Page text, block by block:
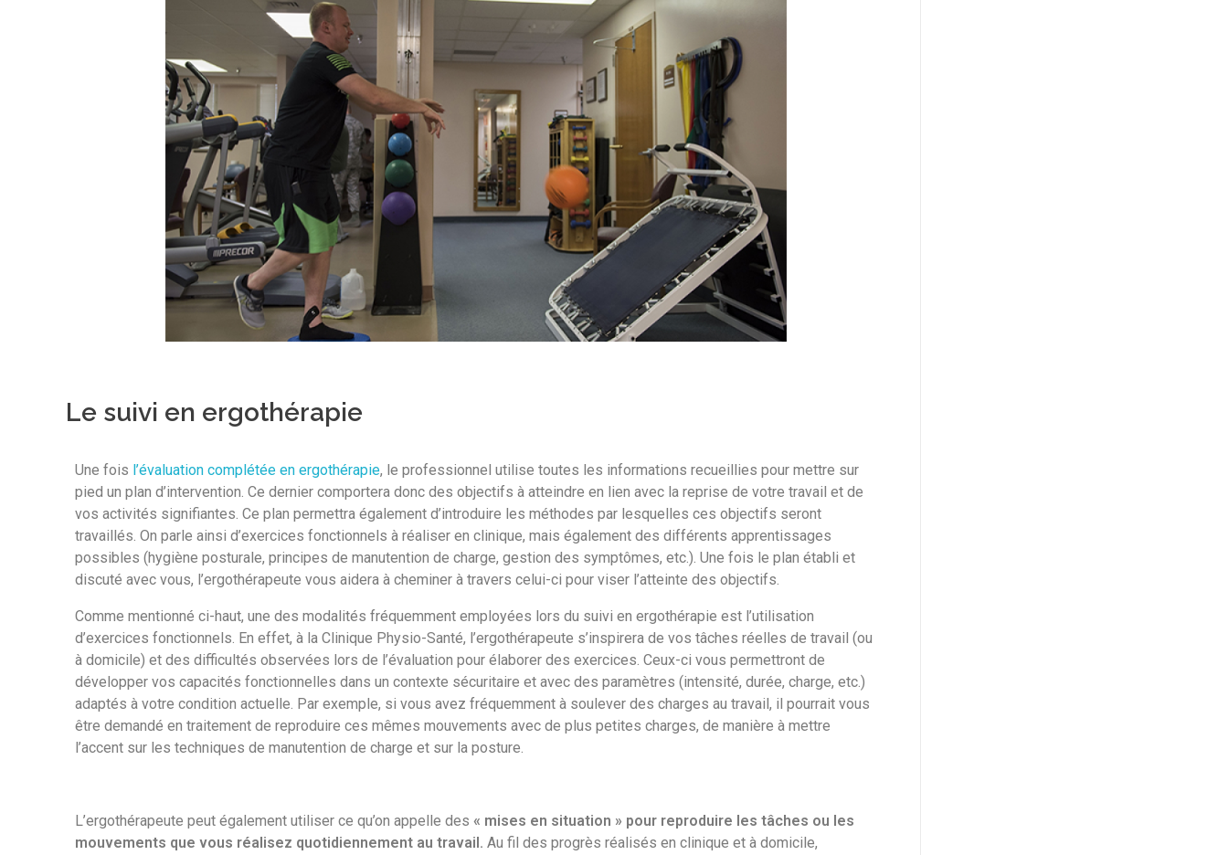
Le suivi en ergothérapie
Une fois l’évaluation complétée en ergothérapie, le professionnel utilise toutes les informations recueillies pour mettre sur
pied un plan d’intervention. Ce dernier comportera donc des objectifs à atteindre en lien avec la reprise de votre travail et de
vos activités signifiantes. Ce plan permettra également d’introduire les méthodes par lesquelles ces objectifs seront
travaillés. On parle ainsi d’exercices fonctionnels à réaliser en clinique, mais également des différents apprentissages
possibles (hygiène posturale, principes de manutention de charge, gestion des symptômes, etc.). Une fois le plan établi et
discuté avec vous, l’ergothérapeute vous aidera à cheminer à travers celui-ci pour viser l’atteinte des objectifs.
Comme mentionné ci-haut, une des modalités fréquemment employées lors du suivi en ergothérapie est l’utilisation
d’exercices fonctionnels. En effet, à la Clinique Physio-Santé, l’ergothérapeute s’inspirera de vos tâches réelles de travail (ou
à domicile) et des difficultés observées lors de l’évaluation pour élaborer des exercices. Ceux-ci vous permettront de
développer vos capacités fonctionnelles dans un contexte sécuritaire et avec des paramètres (intensité, durée, charge, etc.)
adaptés à votre condition actuelle. Par exemple, si vous avez fréquemment à soulever des charges au travail, il pourrait vous
être demandé en traitement de reproduire ces mêmes mouvements avec de plus petites charges, de manière à mettre
l’accent sur les techniques de manutention de charge et sur la posture.
L’ergothérapeute peut également utiliser ce qu’on appelle des « mises en situation » pour reproduire les tâches ou les
mouvements que vous réalisez quotidiennement au travail. Au fil des progrès réalisés en clinique et à domicile,